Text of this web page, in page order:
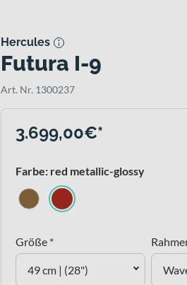
Hercules
Futura I-9
Art. Nr. 1300237
3.699,00€*
Farbe: red metallic-glossy
Größe *
49 cm | (28")